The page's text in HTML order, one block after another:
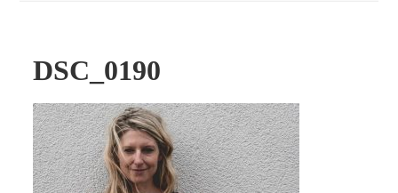
DSC_0190